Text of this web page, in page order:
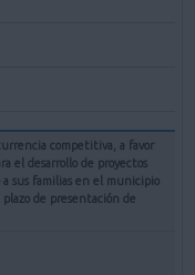
competitiva, a favor
el desarrollo de proyectos
a sus familias en el municipio
de presentación de